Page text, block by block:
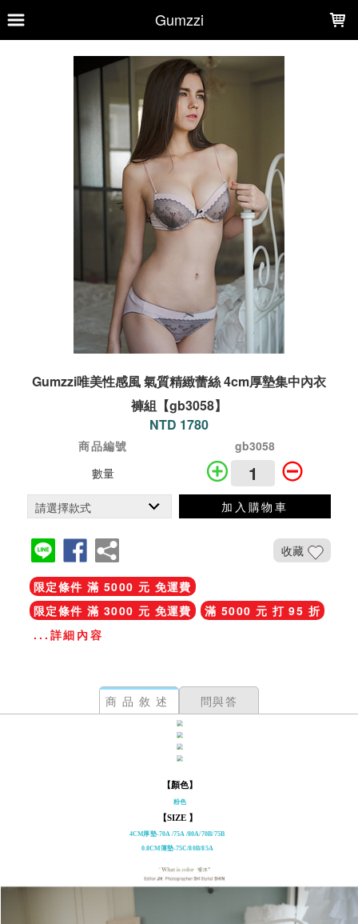
Gumzzi
Gumzzi唯美性感風 氣質精緻蕾絲 4cm厚墊集中內衣
褲組【gb3058】
NTD 1780
商品編號
gb3058
數量
加入購物車
收藏
限定條件 滿 5000 元 免運費
限定條件 滿 3000 元 免運費
滿 5000 元 打 95 折
...詳細內容
商品敘述 問與答